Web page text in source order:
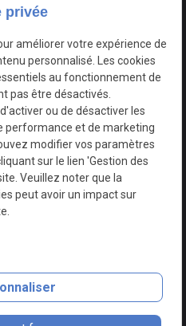
est désactivé.
du site
légales
privée
améliorer votre expérience de
personnalisé. Les cookies
au fonctionnement de
pas être désactivés.
ou de désactiver les
performance et de marketing
modifier vos paramètres
sur le lien 'Gestion des
Veuillez noter que la
peut avoir un impact sur